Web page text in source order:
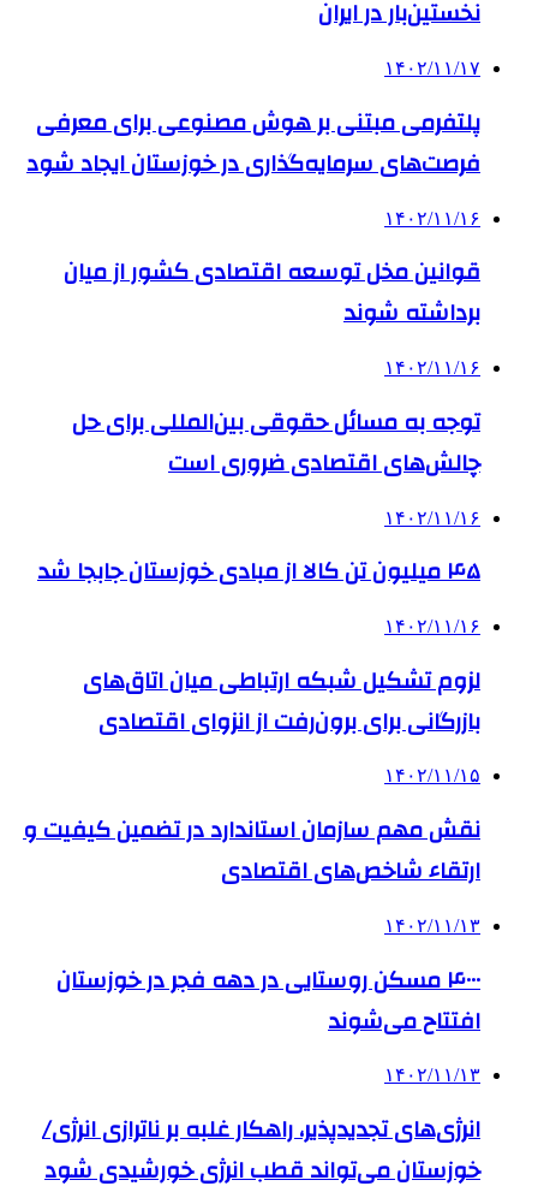
نخستین‌بار در ایران
۱۴۰۲/۱۱/۱۷
پلتفرمی مبتنی بر هوش مصنوعی برای معرفی
فرصت‌های سرمایه‌گذاری در خوزستان ایجاد شود
۱۴۰۲/۱۱/۱۶
قوانین مخل توسعه اقتصادی کشور از میان
برداشته شوند
۱۴۰۲/۱۱/۱۶
توجه به مسائل حقوقی بین‌المللی برای حل
چالش‌های اقتصادی ضروری است
۱۴۰۲/۱۱/۱۶
۴۵ میلیون تن کالا از مبادی خوزستان جابجا شد
۱۴۰۲/۱۱/۱۶
لزوم تشکیل شبکه ارتباطی میان اتاق‌های
بازرگانی برای برون‌رفت از انزوای اقتصادی
۱۴۰۲/۱۱/۱۵
نقش مهم سازمان استاندارد در تضمین کیفیت و
ارتقاء شاخص‌های اقتصادی
۱۴۰۲/۱۱/۱۳
۴۰۰۰ مسکن روستایی در دهه فجر در خوزستان
افتتاح می‌شوند
۱۴۰۲/۱۱/۱۳
انرژی‌های تجدیدپذیر، راهکار غلبه بر ناترازی‌ انرژی/
خوزستان می‌تواند قطب انرژی خورشیدی شود